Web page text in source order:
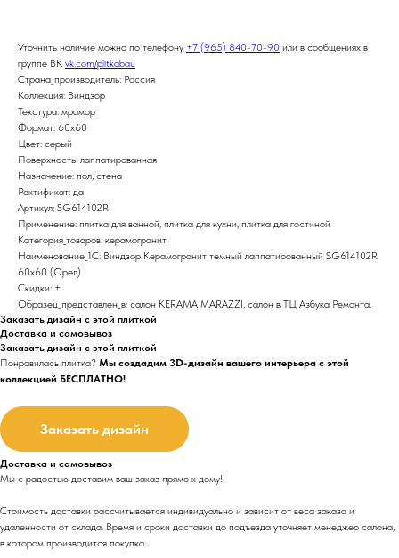
Уточнить наличие можно по телефону +7 (965) 840-70-90 или в сообщениях в
группе ВК vk.com/plitkabau
Страна_производитель: Россия
Коллекция: Виндзор
Текстура: мрамор
Формат: 60x60
Цвет: серый
Поверхность: лаппатированная
Назначение: пол, стена
Ректификат: да
Артикул: SG614102R
Применение: плитка для ванной, плитка для кухни, плитка для гостиной
Категория_товаров: керамогранит
Наименование_1С: Виндзор Керамогранит темный лаппатированный SG614102R
60х60 (Орел)
Скидки: +
Образец_представлен_в: салон KERAMA MARAZZI, салон в ТЦ Азбука Ремонта,
Заказать дизайн с этой плиткой
Доставка и самовывоз
Заказать дизайн с этой плиткой
Понравилась плитка? Мы создадим 3D-дизайн вашего интерьера с этой
коллекцией БЕСПЛАТНО!
Заказать дизайн
Доставка и самовывоз
Мы с радостью доставим ваш заказ прямо к дому!
Стоимость доставки рассчитывается индивидуально и зависит от веса заказа и
удаленности от склада. Время и сроки доставки до подъезда уточняет менеджер салона,
в котором производится покупка.